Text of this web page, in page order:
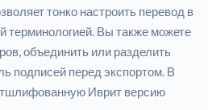
тонко настроить перевод в
терминологией. Вы также можете
объединить или разделить
подписей перед экспортом. В
Иврит версию